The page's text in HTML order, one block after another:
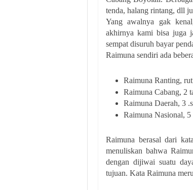
tenda, halang rintang, dll
Yang awalnya gak
akhirnya kami bisa juga
sempat disuruh bayar
Raimuna sendiri ada
Raimuna Ranting,
Raimuna Cabang, 2
Raimuna Daerah, 3
Raimuna Nasional, 5
Raimuna berasal dari
menuliskan bahwa
dengan dijiwai suatu
tujuan. Kata Raimuna